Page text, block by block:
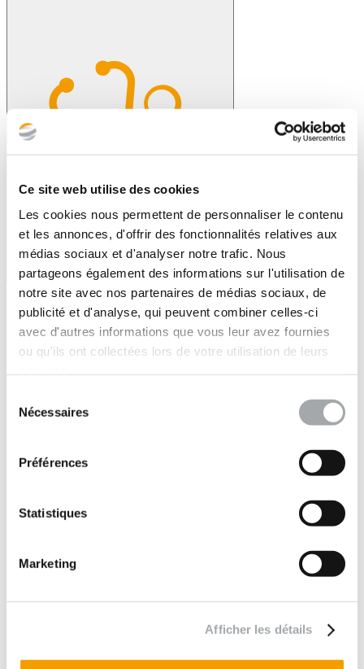
Ce site web utilise des cookies
Les cookies nous permettent de personnaliser le contenu
et les annonces, d'offrir des fonctionnalités relatives aux
médias sociaux et d'analyser notre trafic. Nous
partageons également des informations sur l'utilisation de
notre site avec nos partenaires de médias sociaux, de
publicité et d'analyse, qui peuvent combiner celles-ci
avec d'autres informations que vous leur avez fournies
ou qu'ils ont collectées lors de votre utilisation de leurs
Nécessaires
Préférences
Statistiques
Marketing
Afficher les détails
Pathologie des structures et des Matériaux
Nous contribuons à la gestion et la pérennité de votre
patrimoine bâti, à travers vos programmes de prévention
(résistance et viabilité des ouvrages, actions correctrices si
identification de désordre), ou de réhabilitation /
Les départements couverts par Fondasol
44 - Loire-Atlantique
: Nantes, Saint-Nazaire, Saint-
Herblain, Rezé, Saint-Sébastien-sur-Loire, Orvault,Vertou,
Pornic, La Baule-Escoublac, Le Pouliguen…
Beaupréau-en-Mauges, Chemillé-en-Anjou, Mauges-sur-
Montrevaut-sur-Evre, Trélazé, Avrillé…
85 - Vendée: La Roche-sur-Yon, Les Sables-d’Olonne,